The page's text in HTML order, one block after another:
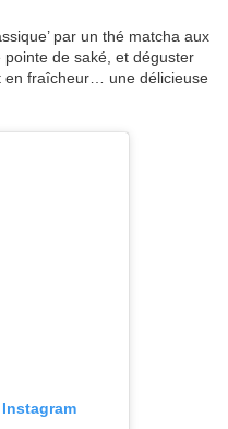
par un thé matcha aux
de saké, et déguster
en fraîcheur… une délicieuse